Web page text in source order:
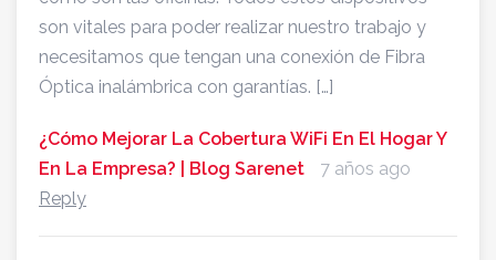
son vitales para poder realizar nuestro trabajo y
necesitamos que tengan una conexión de Fibra
Óptica inalámbrica con garantías. […]
¿Cómo Mejorar La Cobertura WiFi En El Hogar Y
En La Empresa? | Blog Sarenet
7 años ago
Reply